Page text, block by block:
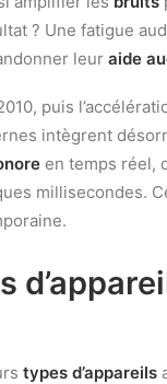
? Une fatigue
leur aide
puis
intègrent
en temps réel,
millisecondes.
types d’appareils